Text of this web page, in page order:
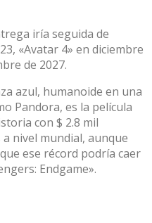
iría seguida de
«Avatar 4» en diciembre
de 2027.
azul, humanoide en una
Pandora, es la película
con $ 2.8 mil
nivel mundial, aunque
ese récord podría caer
Endgame».